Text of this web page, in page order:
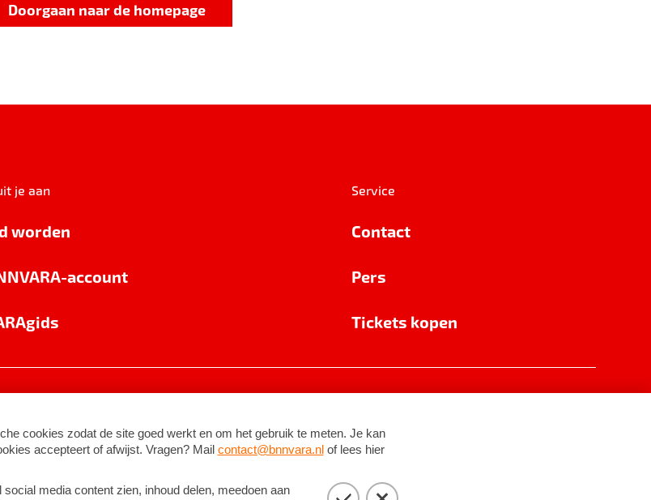
Doorgaan naar de homepage
je aan
worden
account
Service
Contact
Pers
Tickets kopen
©2026BNNVARA